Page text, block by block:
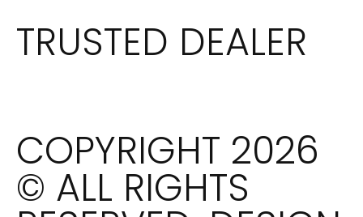
TRUSTED DEALER
COPYRIGHT 2026
© ALL RIGHTS